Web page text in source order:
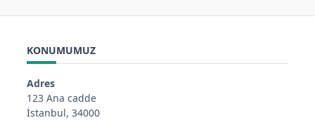
KONUMUMUZ
Adres
123 Ana cadde
İstanbul, 34000